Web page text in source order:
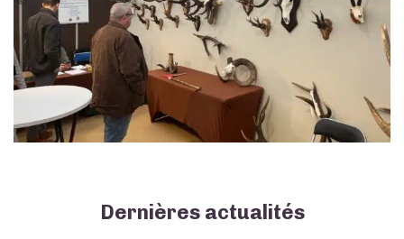
Dernières actualités